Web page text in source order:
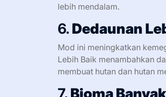
lebih mendalam.
6. Dedaunan
Mod ini meningkatkan
Lebih Baik menambahkan
membuat hutan dan hutan
7. Bioma Banyak